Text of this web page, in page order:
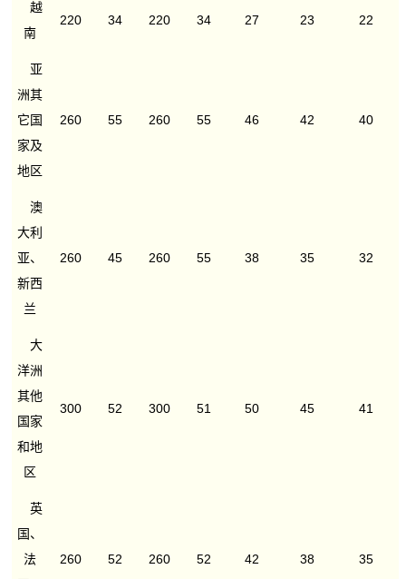
越
南
220 34 220 34 27 23 22
亚
洲其
它国
家及
地区
260 55 260 55 46 42 40
澳
大利
亚、
新西
兰
260 45 260 55 38 35 32
大
洋洲
其他
国家
和地
区
300 52 300 51 50 45 41
英
国、
法
260 52 260 52 42 38 35